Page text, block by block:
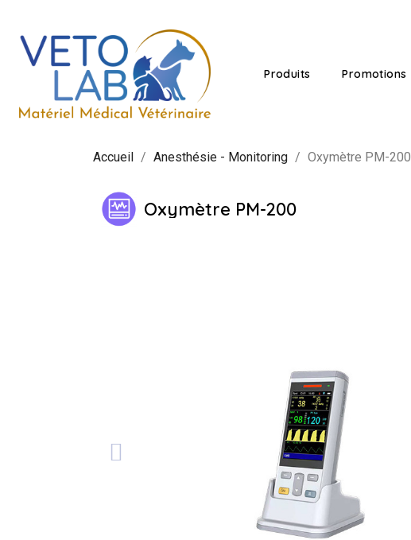
Produits Promotions
Accueil Anesthésie - Monitoring Oxymètre PM-200
Oxymètre PM-200